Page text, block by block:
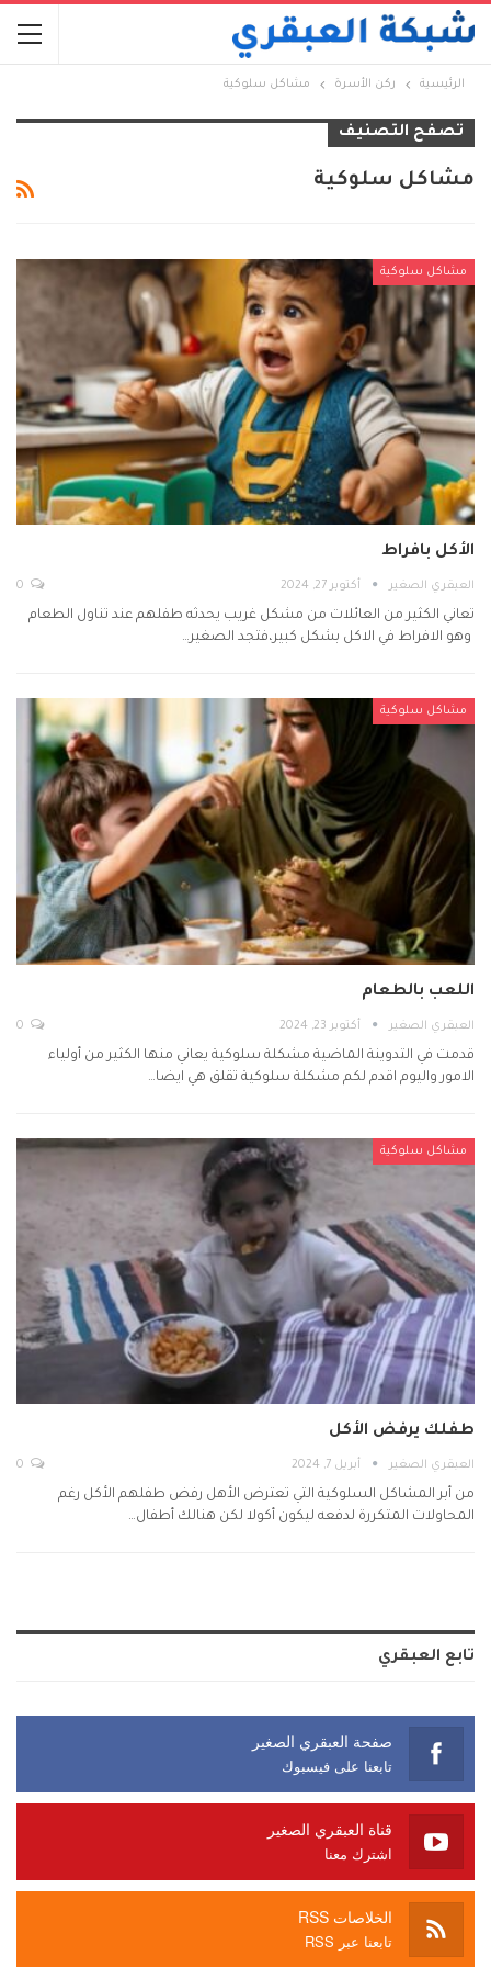
الرئيسية ركن الأسرة مشاكل سلوكية
تصفح التصنيف
مشاكل سلوكية
مشاكل سلوكية
الأكل بافراط
العبقري الصغير أكتوبر 27, 2024
تعاني الكثير من العائلات من مشكل غريب يحدثه طفلهم عند تناول الطعام
وهو الافراط في الاكل بشكل كبير،فتجد الصغير…
مشاكل سلوكية
اللعب بالطعام
العبقري الصغير أكتوبر 23, 2024
قدمت في التدوينة الماضية مشكلة سلوكية يعاني منها الكثير من أولياء
الامور واليوم اقدم لكم مشكلة سلوكية تقلق هي ايضا…
مشاكل سلوكية
طفلك يرفض الأكل
العبقري الصغير أبريل 7, 2024
من أبر المشاكل السلوكية التي تعترض الأهل رفض طفلهم الأكل رغم
المحاولات المتكررة لدفعه ليكون أكولا لكن هنالك أطفال…
تابع العبقري
صفحة العبقري الصغير
تابعنا على فيسبوك
قناة العبقري الصغير
اشترك معنا
الخلاصات RSS
تابعنا عبر RSS